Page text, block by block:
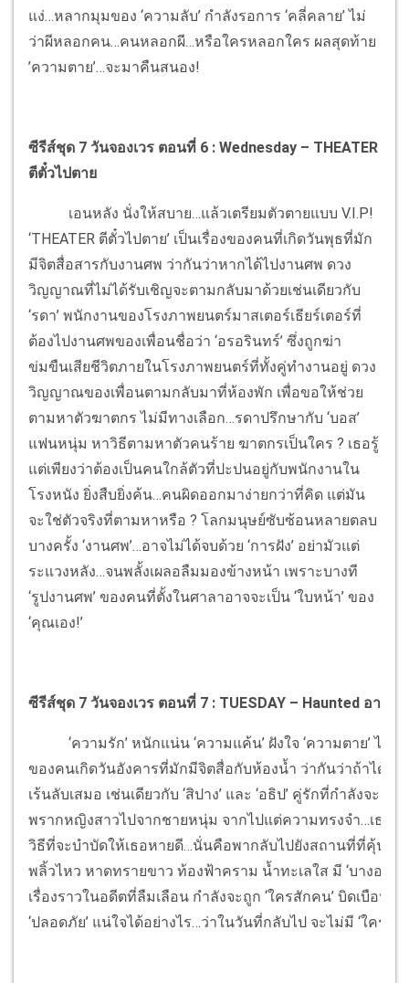
แง่…หลากมุมของ ‘ความลับ’ กำลังรอการ ‘คลี่คลาย’ ไม่
ว่าผีหลอกคน…คนหลอกผี…หรือใครหลอกใคร ผลสุดท้าย
’ความตาย’…จะมาคืนสนอง!
ซีรีส์ชุด 7 วันจองเวร ตอนที่ 6 : Wednesday – THEATER
ตีตั๋วไปตาย
เอนหลัง นั่งให้สบาย…แล้วเตรียมตัวตายแบบ V.I.P!
‘THEATER ตีตั๋วไปตาย’ เป็นเรื่องของคนที่เกิดวันพุธที่มัก
มีจิตสื่อสารกับงานศพ ว่ากันว่าหากได้ไปงานศพ ดวง
วิญญาณที่ไม่ได้รับเชิญจะตามกลับมาด้วยเช่นเดียวกับ
‘รดา’ พนักงานของโรงภาพยนตร์มาสเตอร์เธียร์เตอร์ที่
ต้องไปงานศพของเพื่อนชื่อว่า ‘อรอรินทร์’ ซึ่งถูกฆ่า
ข่มขืนเสียชีวิตภายในโรงภาพยนตร์ที่ทั้งคู่ทำงานอยู่ ดวง
วิญญาณของเพื่อนตามกลับมาที่ห้องพัก เพื่อขอให้ช่วย
ตามหาตัวฆาตกร ไม่มีทางเลือก…รดาปรึกษากับ ‘บอส’
แฟนหนุ่ม หาวิธีตามหาตัวคนร้าย ฆาตกรเป็นใคร ? เธอรู้
แต่เพียงว่าต้องเป็นคนใกล้ตัวที่ปะปนอยู่กับพนักงานใน
โรงหนัง ยิ่งสืบยิ่งค้น…คนผิดออกมาง่ายกว่าที่คิด แต่มัน
จะใช่ตัวจริงที่ตามหาหรือ ? โลกมนุษย์ซับซ้อนหลายตลบ
บางครั้ง ‘งานศพ’…อาจไม่ได้จบด้วย ‘การฝัง’ อย่ามัวแต่
ระแวงหลัง…จนพลั้งเผลอลืมมองข้างหน้า เพราะบางที
‘รูปงานศพ’ ของคนที่ตั้งในศาลาอาจจะเป็น ‘ใบหน้า’ ของ
‘คุณเอง!’
ซีรีส์ชุด 7 วันจองเวร ตอนที่ 7 : TUESDAY – Haunted อาถร
‘ความรัก’ หนักแน่น ‘ความแค้น’ ฝังใจ ‘ความตาย’ ไม่
ของคนเกิดวันอังคารที่มักมีจิตสื่อกับห้องน้ำ ว่ากันว่าถ้าได้ใ
เร้นลับเสมอ เช่นเดียวกับ ‘สิปาง’ และ ‘อธิป’ คู่รักที่กำลังจะ
พรากหญิงสาวไปจากชายหนุ่ม จากไปแต่ความทรงจำ…เธอค
วิธีที่จะบำบัดให้เธอหายดี…นั่นคือพากลับไปยังสถานที่ที่คุ้นเค
พลิ้วไหว หาดทรายขาว ท้องฟ้าคราม น้ำทะเลใส มี ‘บางอย่า
เรื่องราวในอดีตที่ลืมเลือน กำลังจะถูก ‘ใครสักคน’ บิดเบือนส
‘ปลอดภัย’ แน่ใจได้อย่างไร…ว่าในวันที่กลับไป จะไม่มี ‘ใคร’ แ